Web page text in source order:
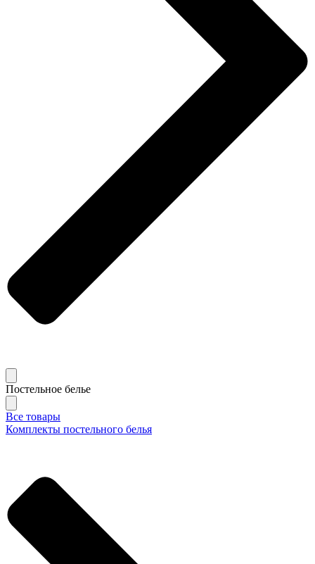
Постельное белье
Все товары
Комплекты постельного белья